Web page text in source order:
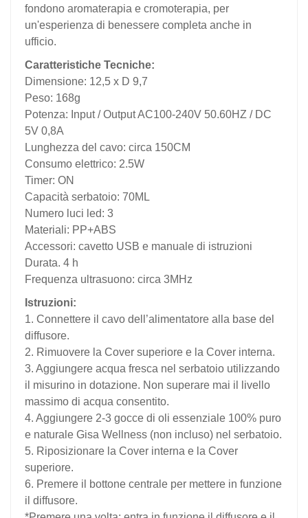
fondono aromaterapia e cromoterapia, per
un'esperienza di benessere completa anche in
ufficio.
Caratteristiche Tecniche:
Dimensione: 12,5 x D 9,7
Peso: 168g
Potenza: Input / Output AC100-240V 50.60HZ / DC
5V 0,8A
Lunghezza del cavo: circa 150CM
Consumo elettrico: 2.5W
Timer: ON
Capacità serbatoio: 70ML
Numero luci led: 3
Materiali: PP+ABS
Accessori: cavetto USB e manuale di istruzioni
Durata. 4 h
Frequenza ultrasuono: circa 3MHz
Istruzioni:
1. Connettere il cavo dell’alimentatore alla base del
diffusore.
2. Rimuovere la Cover superiore e la Cover interna.
3. Aggiungere acqua fresca nel serbatoio utilizzando
il misurino in dotazione. Non superare mai il livello
massimo di acqua consentito.
4. Aggiungere 2-3 gocce di oli essenziale 100% puro
e naturale Gisa Wellness (non incluso) nel serbatoio.
5. Riposizionare la Cover interna e la Cover
superiore.
6. Premere il bottone centrale per mettere in funzione
il diffusore.